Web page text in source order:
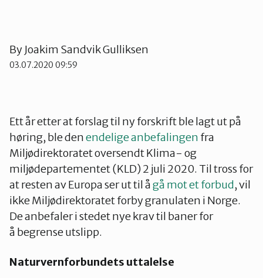
Vestfold
By Joakim Sandvik Gulliksen
03.07.2020 09:59
Ett år etter at forslag til ny forskrift ble lagt ut på
høring, ble denendelige anbefalingen fra
Miljødirektoratet oversendt Klima- og
miljødepartementet (KLD) 2 juli 2020. Til tross for
at resten av Europa ser ut til ågå mot et forbud, vil
ikke Miljødirektoratet forby granulaten i Norge.
De anbefaler i stedet nye krav til baner for
å begrense utslipp.
Naturvernforbundets uttalelse